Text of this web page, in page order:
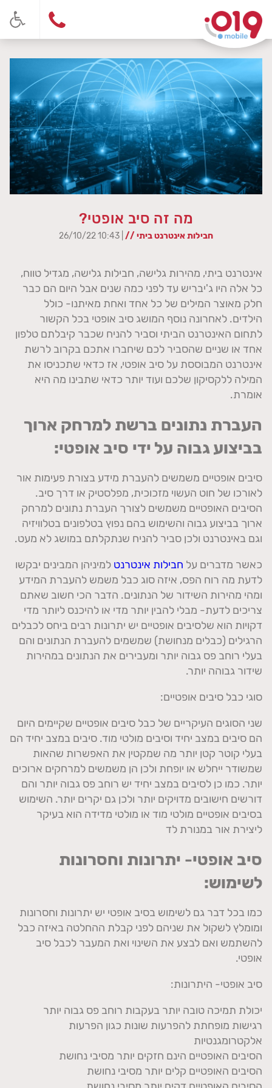
מה זה סיב אופטי?
חבילות אינטרנט ביתי //
אינטרנט ביתי, מהירות גלישה, חבילות גלישה, מגדיל טווח,
כל אלה היו ג'יבריש עד לפני כמה שנים אבל היום הם כבר
חלק מאוצר המילים של כל אחד ואחת מאיתנו- כולל
הילדים. לאחרונה נוסף המושג סיב אופטי בכל הקשור
לתחום האינטרנט הביתי וסביר להניח שכבר קיבלתם טלפון
אחד או שניים שהסביר לכם שיחברו אתכם בקרוב לרשת
אינטרנט המבוססת על סיב אופטי, אז כדאי שתכניסו את
המילה ללקסיקון שלכם ועוד יותר כדאי שתבינו מה היא
אומרת.
העברת נתונים ברשת למרחק ארוך
בביצוע גבוה על ידי סיב אופטי:
סיבים אופטיים משמשים להעברת מידע בצורת פעימות אור
לאורכו של חוט העשוי מזכוכית, מפלסטיק או דרך סיב.
הסיבים האופטיים משמשים לצורך העברת נתונים למרחק
ארוך בביצוע גבוה והשימוש בהם נפוץ בטלפונים בטלוויזיה
וגם באינטרנט ולכן סביר להניח שנתקלתם במושג לא מעט.
כאשר מדברים על חבילות אינטרנט למיניהן המבינים יבקשו
לדעת מה רוח הפס, איזה סוג כבל משמש להעברת המידע
ומהי מהירות השידור של הנתונים. הדבר הכי חשוב שאתם
צריכים לדעת- מבלי להבין יותר מדי או להיכנס ליותר מדי
דקויות הוא שלסיבים אופטיים יש יתרונות רבים ביחס לכבלים
הרגילים (כבלים מנחושת) שמשמים להעברת הנתונים והם
בעלי רוחב פס גבוה יותר ומעבירים את הנתונים במהירות
שידור גבוהה יותר.
סוגי כבל סיבים אופטיים:
שני הסוגים העיקריים של כבל סיבים אופטיים שקיימים היום
הם סיבים במצב יחיד וסיבים מולטי מוד. סיבים במצב יחיד הם
בעלי קוטר קטן יותר מה שמקטין את האפשרות שהאות
שמשודר ייחלש או יופחת ולכן הן משמשים למרחקים ארוכים
יותר. כמו כן לסיבים במצב יחיד יש רוחב פס גבוה יותר והם
דורשים חישובים מדויקים יותר ולכן גם יקרים יותר. השימוש
בסיבים אופטיים מולטי מוד או מולטי מדידה הוא בעיקר
ליצירת אור במנורת לד
סיב אופטי- יתרונות וחסרונות
לשימוש:
כמו בכל דבר גם לשימוש בסיב אופטי יש יתרונות וחסרונות
ומומלץ לשקול את שניהם לפני קבלת ההחלטה באיזה כבל
להשתמש ואם לבצע את השינוי ואת המעבר לכבל סיב
אופטי.
סיב אופטי- היתרונות:
יכולת תמיכה טובה יותר בעקבות רוחב פס גבוה יותר
רגישות מופחתת להפרעות שונות כגון הפרעות
אלקטרומגנטיות
הסיבים האופטיים הינם חזקים יותר מסיבי נחושת
הסיבים האופטיים קלים יותר מסיבי נחושת